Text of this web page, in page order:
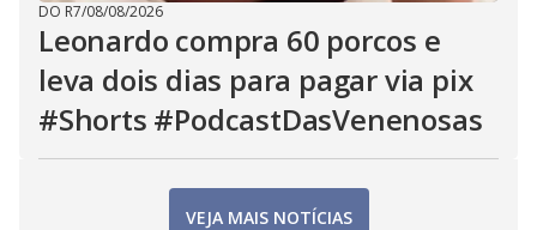
DO R7/08/08/2026
Leonardo compra 60 porcos e
leva dois dias para pagar via pix
#Shorts #PodcastDasVenenosas
VEJA MAIS NOTÍCIAS